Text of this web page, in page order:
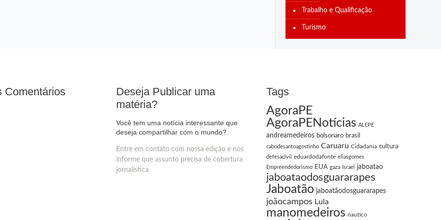
Trabalho e Qualificação
Turismo
Comentários
Deseja Publicar uma
matéria?
Você tem uma notícia interessante que
deseja compartilhar com o mundo?
Entre em contato com nossa edição e nos
informe que assunto precisa de cobertura
jornalística.
Tags
AgoraPE
AgoraPENotícias ALEPE
andreamedeiros bolsonaro brasil
cabodesantoagostinho Caruaru Cidadania cultura
defesacivil eduardodafonte eliasgomes
Empreendedorismo EUA gaza Israel jaboatao
jaboataodosguararapes
Jaboatão jaboatãodosguararapes
joãocampos Lula
manomedeiros nautico